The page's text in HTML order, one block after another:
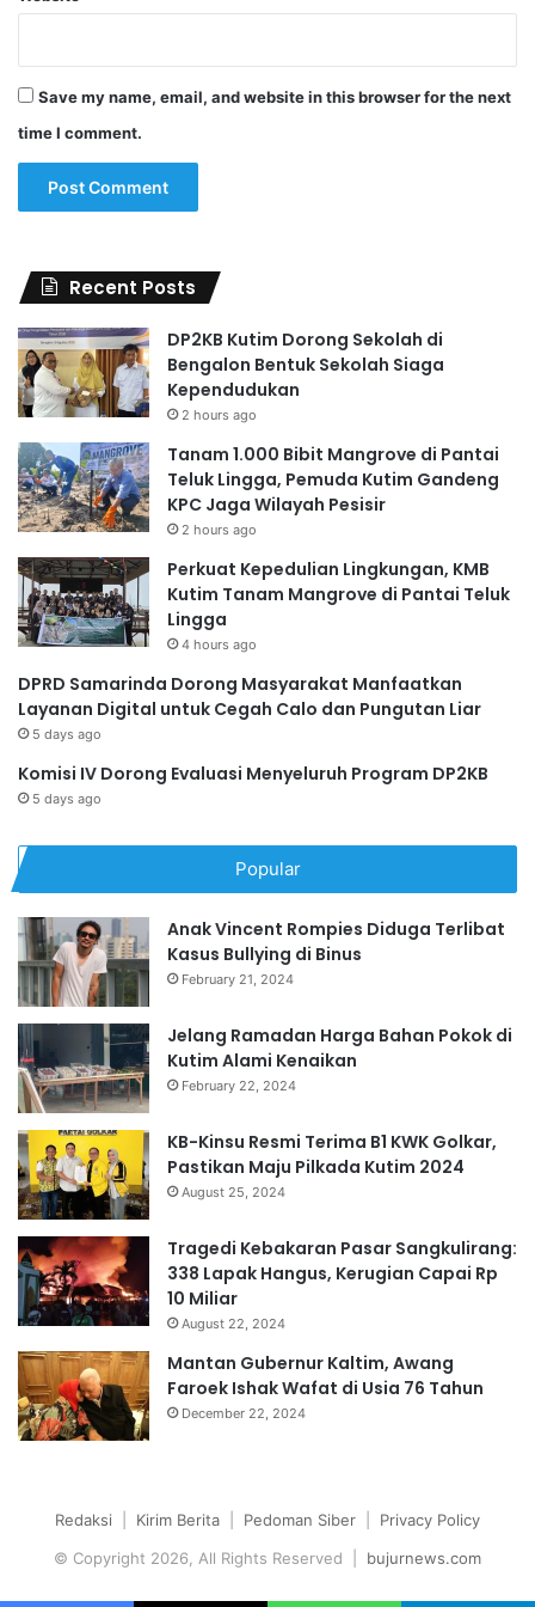
Save my name, email, and website in this browser for the next
time I comment.
Recent Posts
DP2KB Kutim Dorong Sekolah di
Bengalon Bentuk Sekolah Siaga
Kependudukan
2 hours ago
Tanam 1.000 Bibit Mangrove di Pantai
Teluk Lingga, Pemuda Kutim Gandeng
KPC Jaga Wilayah Pesisir
2 hours ago
Perkuat Kepedulian Lingkungan, KMB
Kutim Tanam Mangrove di Pantai Teluk
Lingga
4 hours ago
DPRD Samarinda Dorong Masyarakat Manfaatkan
Layanan Digital untuk Cegah Calo dan Pungutan Liar
5 days ago
Komisi IV Dorong Evaluasi Menyeluruh Program DP2KB
5 days ago
Popular
Anak Vincent Rompies Diduga Terlibat
Kasus Bullying di Binus
February 21, 2024
Jelang Ramadan Harga Bahan Pokok di
Kutim Alami Kenaikan
February 22, 2024
KB-Kinsu Resmi Terima B1 KWK Golkar,
Pastikan Maju Pilkada Kutim 2024
August 25, 2024
Tragedi Kebakaran Pasar Sangkulirang:
338 Lapak Hangus, Kerugian Capai Rp
10 Miliar
August 22, 2024
Mantan Gubernur Kaltim, Awang
Faroek Ishak Wafat di Usia 76 Tahun
December 22, 2024
Redaksi Kirim Berita Pedoman Siber
Privacy Policy
© Copyright 2026, All Rights Reserved | bujurnews.com